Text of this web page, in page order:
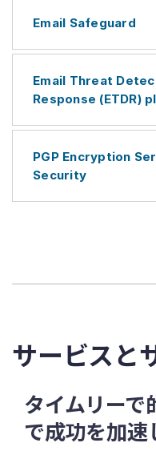
Email Safeguard
Email Threat
Response (ETDR)
PGP Encryption
Security
サービスと
タイムリーで
で成功を加速